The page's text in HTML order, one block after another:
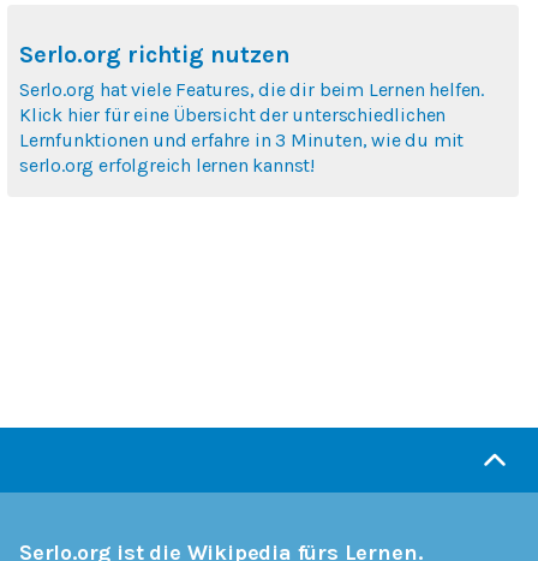
Serlo.org richtig nutzen
Serlo.org hat viele Features, die dir beim Lernen helfen.
Klick hier für eine Übersicht der unterschiedlichen
Lernfunktionen und erfahre in 3 Minuten, wie du mit
serlo.org erfolgreich lernen kannst!
Serlo.org ist die Wikipedia fürs Lernen.